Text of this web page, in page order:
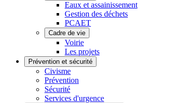
Eaux et assainissement
Gestion des déchets
PCAET
Cadre de vie
Voirie
Les projets
Prévention et sécurité
Civisme
Prévention
Sécurité
Services d'urgence